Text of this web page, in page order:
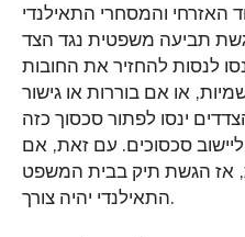
האזרחי והמסחרי התאילנדי
תביעה משפטית נגד הצד
לנסות להחזיר את החובות
או אם בוררות או גישור
ינסו לפתור סכסוך כזה
סכסוכים. עם זאת, אם
אז הגשת תיק בבית המשפט
התאילנדי יהיה צורך.